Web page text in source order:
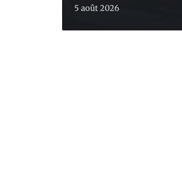
5 août 2026